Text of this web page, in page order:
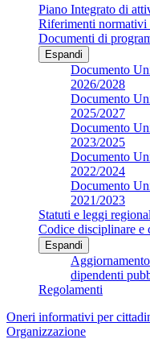
Piano Integrato di
Riferimenti normativi
Documenti di
Espandi
Documento
2026/2028
Documento
2025/2027
Documento
2023/2025
Documento
2022/2024
Documento
2021/2023
Statuti e leggi
Codice disciplinare e
Espandi
dipendenti
Regolamenti
Oneri informativi per
Organizzazione